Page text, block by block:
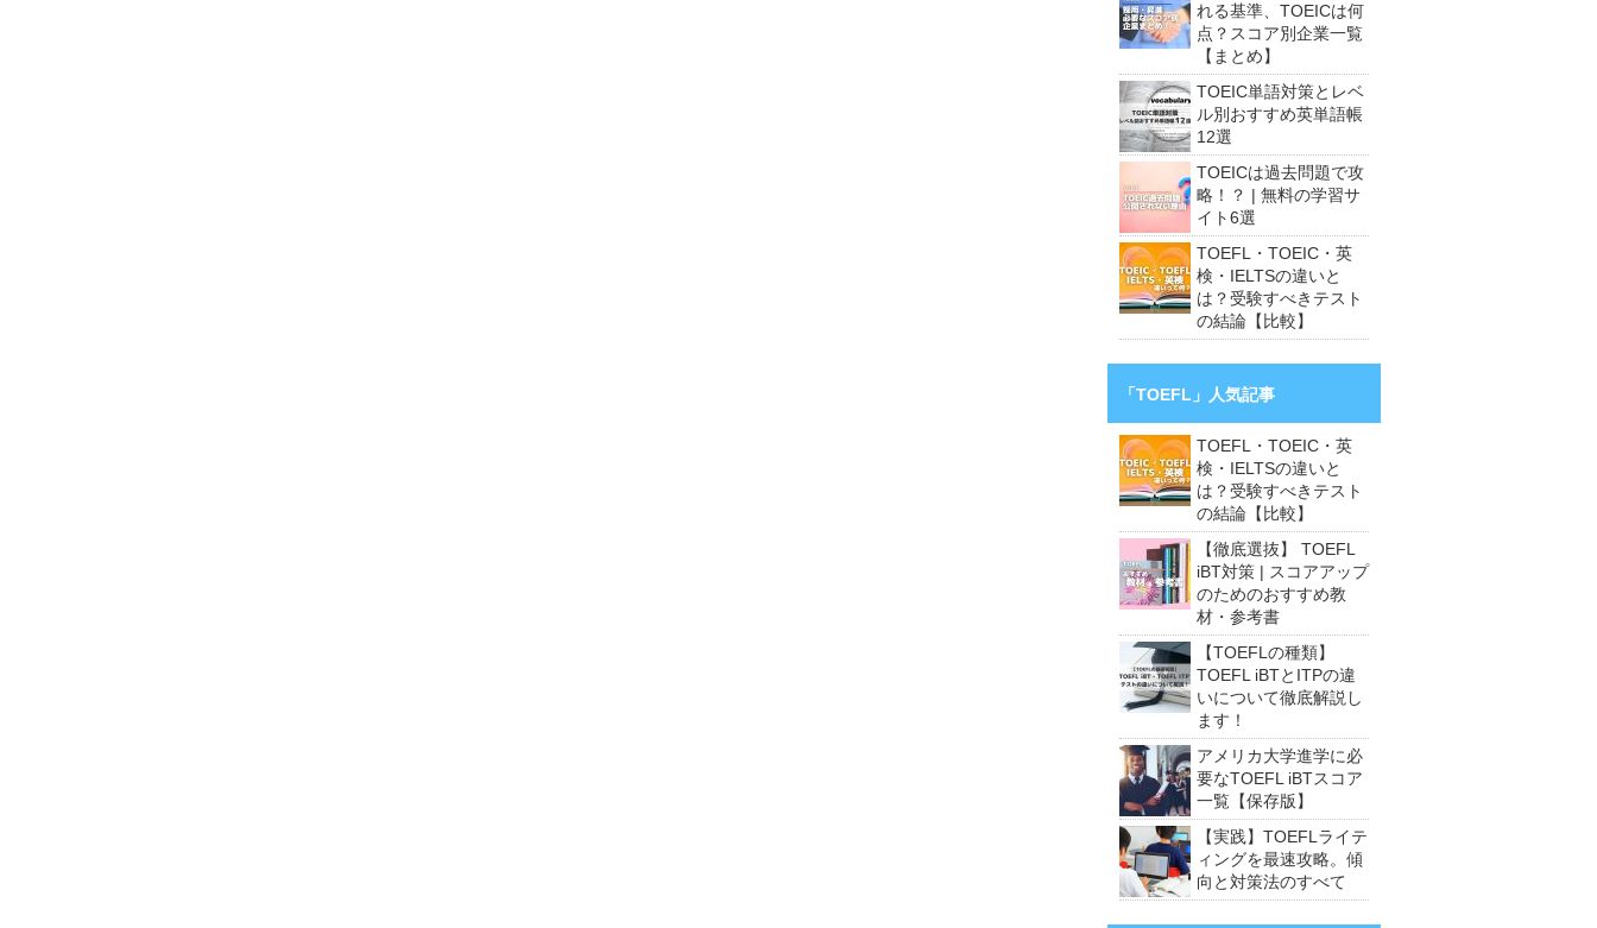
れる基準、TOEICは何
点？スコア別企業一覧
【まとめ】
TOEIC単語対策とレベ
ル別おすすめ英単語帳
12選
TOEICは過去問題で攻
略！？ | 無料の学習サ
イト6選
TOEFL・TOEIC・英
検・IELTSの違いと
は？受験すべきテスト
の結論【比較】
「TOEFL」人気記事
TOEFL・TOEIC・英
検・IELTSの違いと
は？受験すべきテスト
の結論【比較】
【徹底選抜】 TOEFL
iBT対策 | スコアアップ
のためのおすすめ教
材・参考書
【TOEFLの種類】
TOEFL iBTとITPの違
いについて徹底解説し
ます！
アメリカ大学進学に必
要なTOEFL iBTスコア
一覧【保存版】
【実践】TOEFLライテ
ィングを最速攻略。傾
向と対策法のすべて